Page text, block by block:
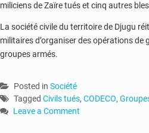
miliciens de Zaïre tués et cinq autres
La société civile du territoire de Djugu
militaires d’organiser des opérations
groupes armés.
Posted in Société
Tagged Civils tués, CODECO,
Leave a Comment